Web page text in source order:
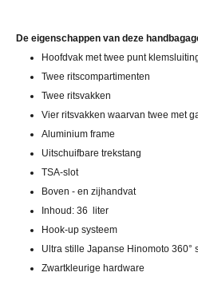
De eigenschappen van deze
Hoofdvak met twee punt
Twee ritscompartimenten
Twee ritsvakken
Vier ritsvakken waarvan twee met
Aluminium frame
Uitschuifbare trekstang
TSA-slot
Boven - en zijhandvat
Inhoud: 36 liter
Hook-up systeem
Ultra stille Japanse Hinomoto 360°
Zwartkleurige hardware